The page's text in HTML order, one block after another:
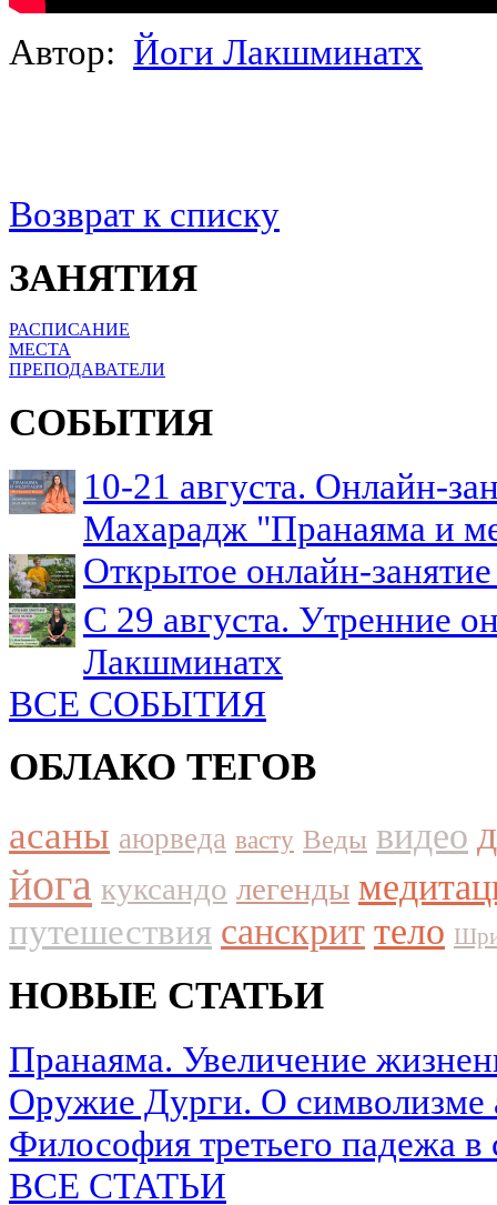
Автор: Йоги Лакшминатх
Возврат к списку
ЗАНЯТИЯ
РАСПИСАНИЕ
МЕСТА
ПРЕПОДАВАТЕЛИ
СОБЫТИЯ
10-21 августа. Онлайн-
Махарадж "Пранаяма и
Открытое онлайн-
С 29 августа. Утренние
Лакшминатх
ВСЕ СОБЫТИЯ
ОБЛАКО ТЕГОВ
асаны аюрведа васту Веды видео
йога куксандо легенды
путешествия санскрит тело
НОВЫЕ СТАТЬИ
Пранаяма. Увеличение
Оружие Дурги. О символизме
Философия третьего падежа в
ВСЕ СТАТЬИ